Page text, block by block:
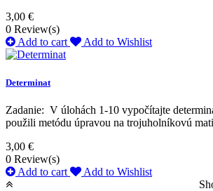
3,00 €
0 Review(s)
Add to cart
Add to Wishlist
Determinat
Zadanie: V úlohách 1-10 vypočítajte
použili metódu úpravou na trojuholníkovú
3,00 €
0 Review(s)
Add to cart
Add to Wishlist